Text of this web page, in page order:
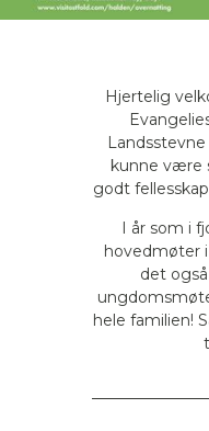
Hjertelig
kunne være
godt
I år som i
hovedmøter
det
hele familien!